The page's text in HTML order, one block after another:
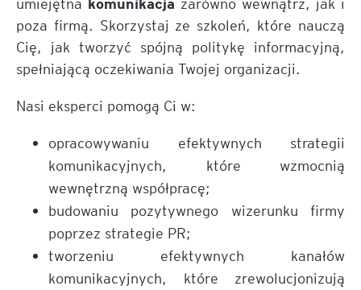
poza firmą. Skorzystaj ze szkoleń, które nauczą
Cię, jak tworzyć spójną politykę informacyjną,
spełniającą oczekiwania Twojej organizacji.
Nasi eksperci pomogą Ci w:
opracowywaniu efektywnych strategii
komunikacyjnych, które wzmocnią
wewnętrzną współpracę;
budowaniu pozytywnego wizerunku firmy
poprzez strategie PR;
tworzeniu efektywnych kanałów
komunikacyjnych, które zrewolucjonizują